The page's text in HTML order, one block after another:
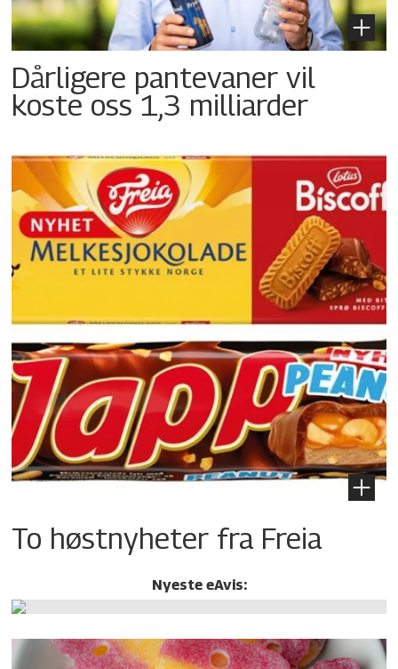
Dårligere pantevaner vil
koste oss 1,3 milliarder
To høstnyheter fra Freia
Nyeste eAvis: